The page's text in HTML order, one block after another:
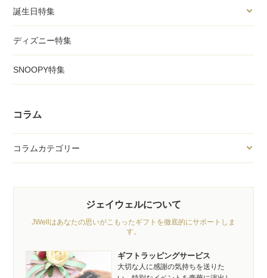
誕生日特集
ディズニー特集
SNOOPY特集
コラム
コラムカテゴリー
ジェイウェルについて
JWellはあなたの思いがこもったギフトを徹底的にサポートしま
す。
ギフトラッピングサービス
大切な人に感謝の気持ちを送りた